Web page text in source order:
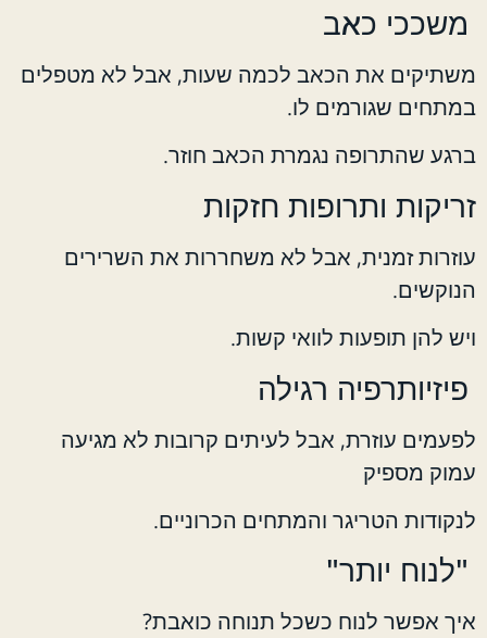
משככי כאב
משתיקים את הכאב לכמה שעות, אבל לא מטפלים
במתחים שגורמים לו.
ברגע שהתרופה נגמרת הכאב חוזר.
זריקות ותרופות חזקות
עוזרות זמנית, אבל לא משחררות את השרירים
הנוקשים.
ויש להן תופעות לוואי קשות.
פיזיותרפיה רגילה
לפעמים עוזרת, אבל לעיתים קרובות לא מגיעה
עמוק מספיק
לנקודות הטריגר והמתחים הכרוניים.
"לנוח יותר"
איך אפשר לנוח כשכל תנוחה כואבת?